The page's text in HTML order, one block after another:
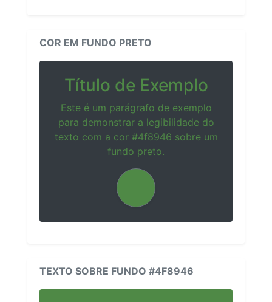
COR EM FUNDO PRETO
Título de Exemplo
Este é um parágrafo de exemplo
para demonstrar a legibilidade do
texto com a cor #4f8946 sobre um
fundo preto.
TEXTO SOBRE FUNDO #4F8946